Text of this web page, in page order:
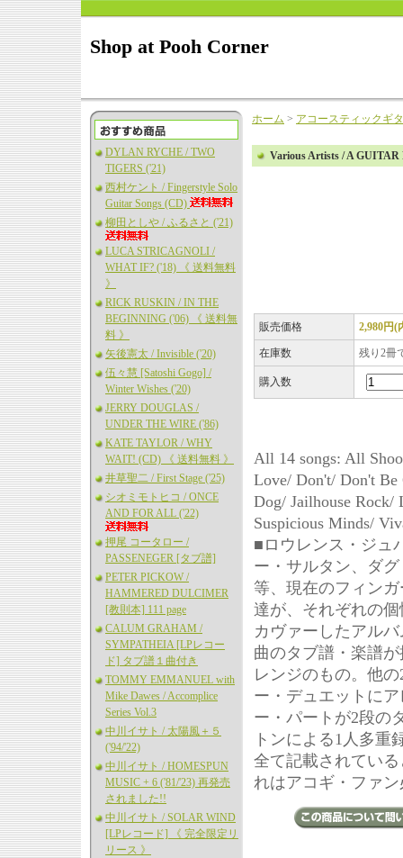
Shop at Pooh Corner
DYLAN RYCHE / TWO
TIGERS ('21)
西村ケント / Fingerstyle Solo
Guitar Songs (CD)
柳田としや / ふるさと ('21)
LUCA STRICAGNOLI /
WHAT IF? ('18) 《 送料無料
》
RICK RUSKIN / IN THE
BEGINNING ('06) 《 送料無
料 》
矢後憲太 / Invisible ('20)
伍々慧 [Satoshi Gogo] /
Winter Wishes ('20)
JERRY DOUGLAS /
UNDER THE WIRE ('86)
KATE TAYLOR / WHY
WAIT! (CD) 《 送料無料 》
井草聖二 / First Stage ('25)
シオミモトヒコ / ONCE
AND FOR ALL ('22)
押尾 コータロー /
PASSENEGER [タブ譜]
PETER PICKOW /
HAMMERED DULCIMER
[教則本] 111 page
CALUM GRAHAM /
SYMPATHEIA [LPレコー
ド] タブ譜１曲付き
TOMMY EMMANUEL with
Mike Dawes / Accomplice
Series Vol.3
中川イサト / 太陽風＋５
('94/'22)
中川イサト / HOMESPUN
MUSIC + 6 ('81/'23) 再発売
されました!!
中川イサト / SOLAR WIND
[LPレコード] 《 完全限定リ
リース 》
ホーム > アコースティックギ
Various Artists / A
販売価格 2,980円(
在庫数 残り2冊
購入数
All 14 songs: All
Love/ Don't/ Don't Be
Dog/ Jailhouse
Suspicious Minds/
■ロウレンス・ジュ
ー・サルタン、ダ
等、現在のフィン
達が、それぞれの
カヴァーしたアル
曲のタブ譜・楽譜
レンジのもの。他
ー・デュエットにア
ー・パートが2段の
トンによる1人多重
全て記載されてい
れはアコギ・ファ